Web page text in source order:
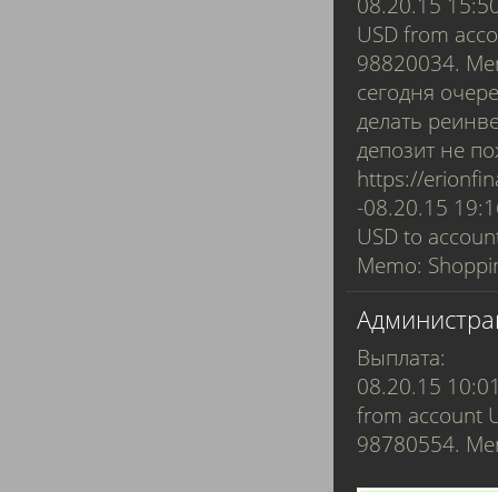
08.20.15
USD from
98820034.
сегодня
делать
депозит не
https://
-08.20.15
USD to
Memo:
Выплата:
08.20.15
from account
98780554.